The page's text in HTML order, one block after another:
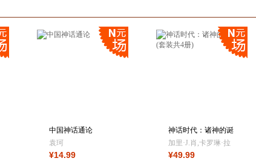
中国神话通论
袁珂
¥14.99
神话时代：诸神的诞
生(套装共4册)
加里·J.肖,卡罗琳·拉
灵顿,米兰达·阿尔德
¥49.99